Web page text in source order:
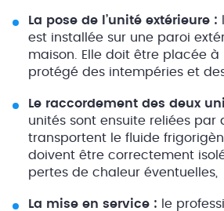
La pose de l’unité extérieure :
est installée sur une paroi
maison. Elle doit être placée à
protégé des intempéries et
Le raccordement des deux
unités sont ensuite reliées par
transportent le fluide
doivent être correctement
pertes de chaleur éventuelles,
La mise en service : le